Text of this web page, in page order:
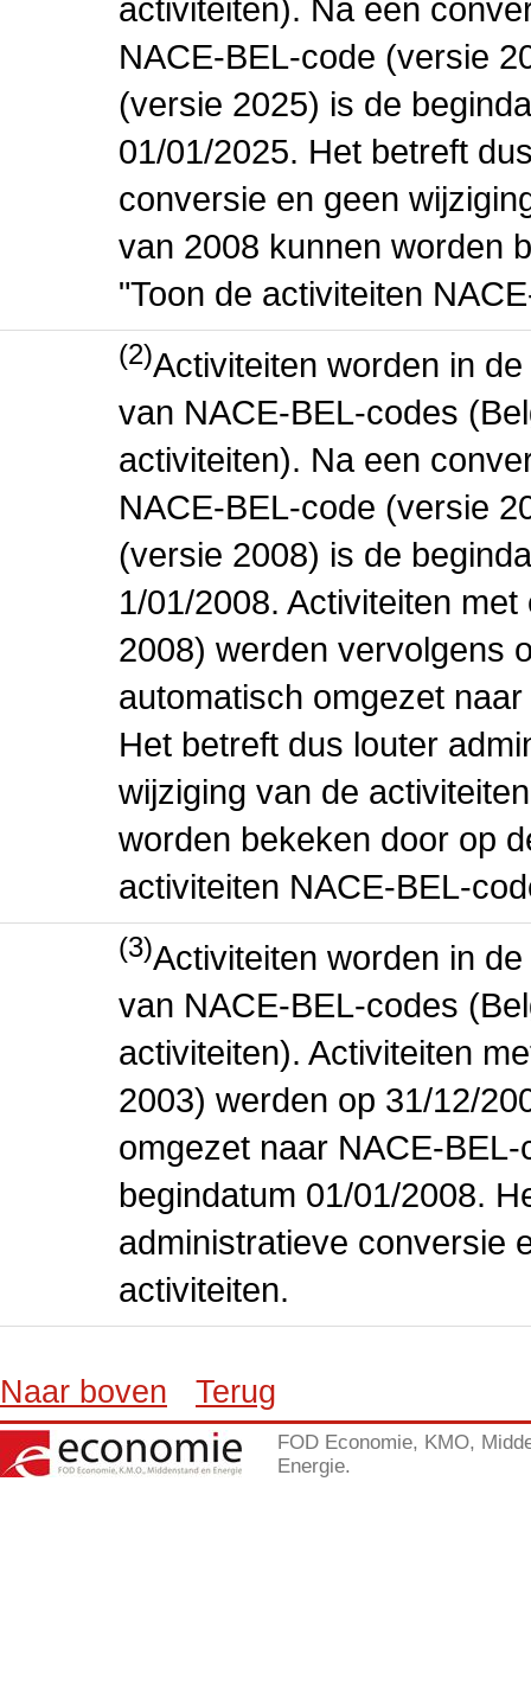
activiteiten). Na een
NACE-BEL-code (versie
(versie 2025) is de
01/01/2025. Het betreft
conversie en geen
van 2008 kunnen worden
"Toon de activiteiten
(2)Activiteiten worden in
van NACE-BEL-codes
activiteiten). Na een
NACE-BEL-code (versie
(versie 2008) is de
1/01/2008. Activiteiten
2008) werden vervolgens
automatisch omgezet
Het betreft dus louter
wijziging van de
worden bekeken door op
activiteiten NACE-BEL-
(3)Activiteiten worden in
van NACE-BEL-codes
activiteiten). Activiteiten
2003) werden op 31/12/
omgezet naar NACE-
begindatum 01/01/2008.
administratieve conversie
activiteiten.
Naar boven Terug
FOD Economie, KMO,
Energie.